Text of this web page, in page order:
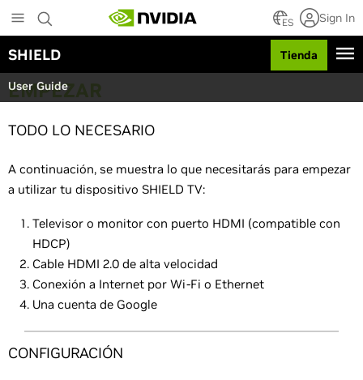
i
t
m
ES Sign In
SHIELD Tienda
User Guide
EMPEZAR
TODO LO NECESARIO
A continuación, se muestra lo que necesitarás para empezar
a utilizar tu dispositivo SHIELD TV:
Televisor o monitor con puerto HDMI (compatible con
HDCP)
Cable HDMI 2.0 de alta velocidad
Conexión a Internet por Wi-Fi o Ethernet
Una cuenta de Google
CONFIGURACIÓN